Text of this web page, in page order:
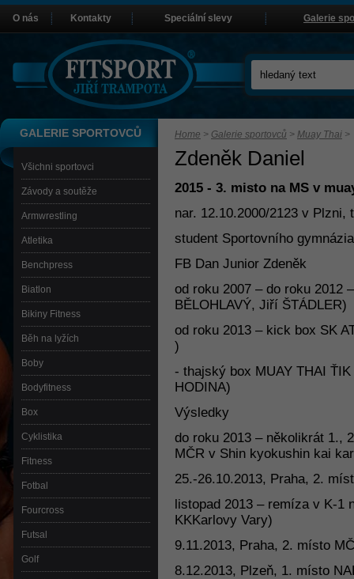
Home > Galerie sportovců > Muay Thai >
Zdeněk Daniel
2015 - 3. misto na MS v
nar. 12.10.2000/2123 v
student Sportovního
FB Dan Junior Zdeněk
od roku 2007 – do roku 2012
BĚLOHLAVÝ, Jiří ŠTÁDLER)
od roku 2013 – kick box SK
)
- thajský box MUAY THAI
HODINA)
Výsledky
do roku 2013 – několikrát 1.,
MČR v Shin kyokushin kai
25.-26.10.2013, Praha, 2.
listopad 2013 – remíza v K-1
KKKarlovy Vary)
9.11.2013, Praha, 2. místo
8.12.2013, Plzeň, 1. místo
GALERIE SPORTOVCŮ
Všichni sportovci
Závody a soutěže
Armwrestling
Atletika
Benchpress
Biatlon
Bikiny Fitness
Běh na lyžích
Boby
Bodyfitness
Box
Cyklistika
Fitness
Fotbal
Fourcross
Futsal
Golf
O nás Kontakty Speciální slevy Galerie